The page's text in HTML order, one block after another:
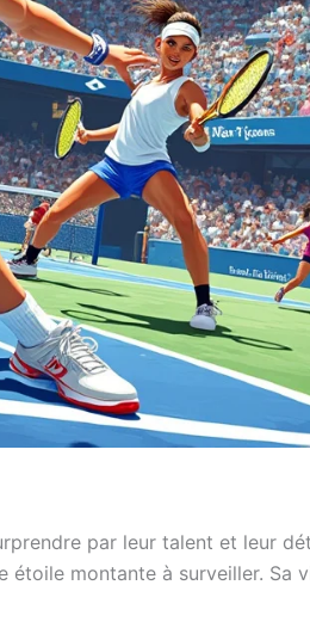
par leur talent et leur
étoile montante à surveiller. Sa